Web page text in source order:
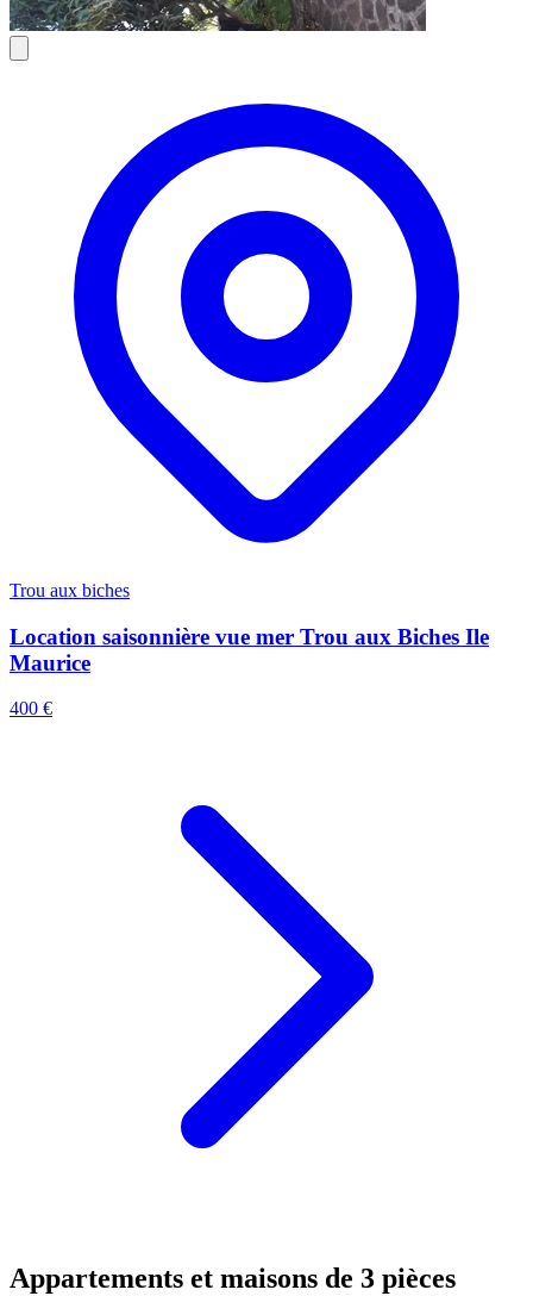
Trou aux biches
Location saisonnière vue mer Trou aux Biches Ile
Maurice
400 €
Appartements et maisons de 3 pièces